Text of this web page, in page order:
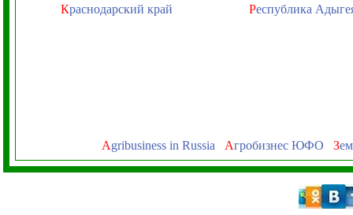
Краснодарский край Республика
Agribusiness in Russia Агробизнес ЮФО З